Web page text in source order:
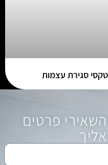
סגירת עצמות
פרטים